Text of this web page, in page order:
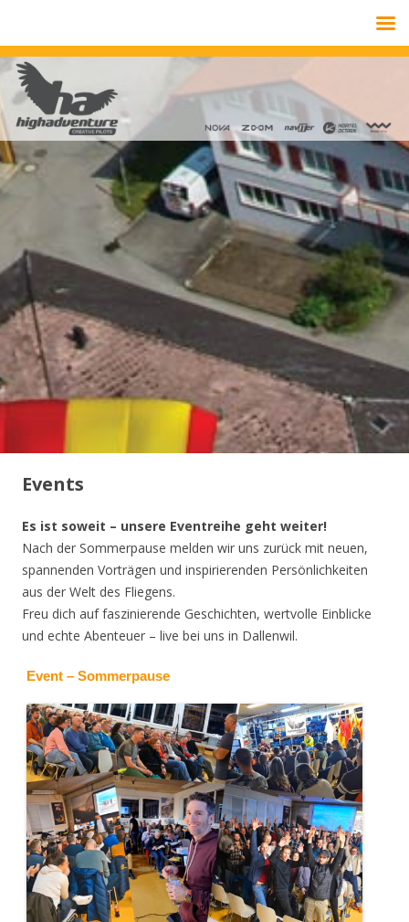
Events
Es ist soweit – unsere Eventreihe geht weiter!
Nach der Sommerpause melden wir uns zurück mit neuen,
spannenden Vorträgen und inspirierenden Persönlichkeiten
aus der Welt des Fliegens.
Freu dich auf faszinierende Geschichten, wertvolle Einblicke
und echte Abenteuer – live bei uns in Dallenwil.
Event – Sommerpause